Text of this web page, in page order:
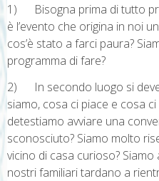
1) Bisogna prima di tutto
è l’evento che origina in noi
cos’è stato a farci paura?
programma di fare?
2) In secondo luogo si
siamo, cosa ci piace e cosa
detestiamo avviare una
sconosciuto? Siamo molto
vicino di casa curioso?
nostri familiari tardano a